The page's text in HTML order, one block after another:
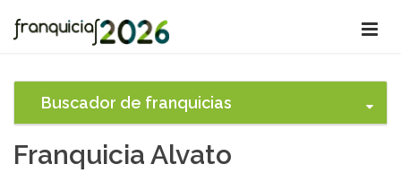
Buscador de franquicias
Franquicia Alvato